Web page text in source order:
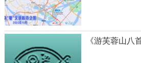
《游芙蓉山八